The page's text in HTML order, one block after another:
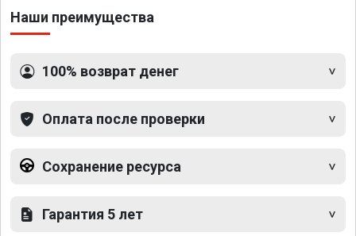
Наши преимущества
100% возврат денег
Оплата после проверки
Сохранение ресурса
Гарантия 5 лет